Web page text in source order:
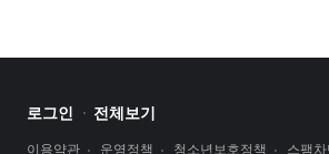
로그인 전체보기
이용약관 운영정책 청소년보호정책 스팸